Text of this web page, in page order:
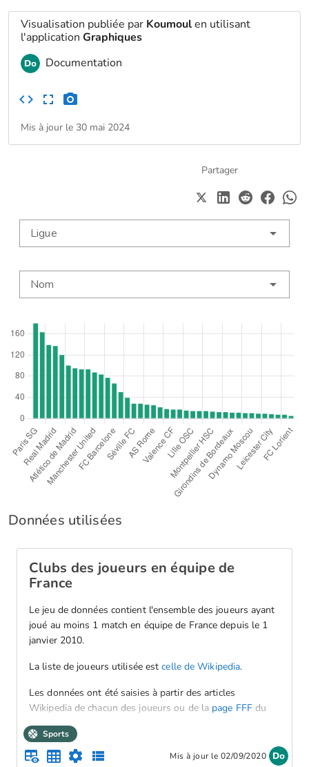
Visualisation publiée par Koumoulen utilisant
l'application Graphiques
Documentation
Mis à jour le 30 mai 2024
Partager
Données utilisées
Clubs des joueurs en équipe de
France
Le jeu de données contient l'ensemble des joueurs ayant
joué au moins 1 match en équipe de France depuis le 1
janvier 2010.
La liste de joueurs utilisée estcelle de Wikipedia.
Les données ont été saisies à partir des articles
Wikipedia de chacun des joueurs ou de la page FFFdu
joueur.
Contactez-nous si vous constatez une erreur.
Sports
Mis à jour le 02/09/2020